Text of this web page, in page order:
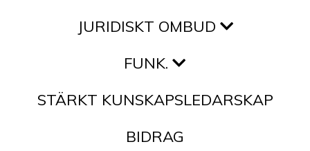
JURIDISKT OMBUD
FUNK.
STÄRKT KUNSKAPSLEDARSKAP
BIDRAG